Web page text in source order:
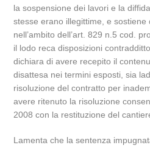
la sospensione dei lavori e la
stesse erano illegittime, e
nell’ambito dell’art. 829 n.5 cod.
il lodo reca disposizioni
dichiara di avere recepito il
disattesa nei termini esposti, sia
risoluzione del contratto per
avere ritenuto la risoluzione
2008 con la restituzione del
Lamenta che la sentenza